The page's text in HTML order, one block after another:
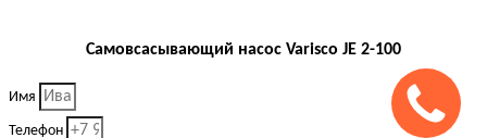
Самовсасывающий насос Varisco JE 2-100
Имя
Телефон